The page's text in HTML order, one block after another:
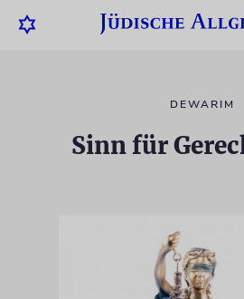
DEWARIM
Sinn für